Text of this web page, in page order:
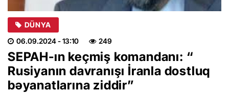
DÜNYA
06.09.2024- 13:10 249
SEPAH-ın keçmiş komandanı: “
Rusiyanın davranışı İranla dostluq
bəyanatlarına ziddir”